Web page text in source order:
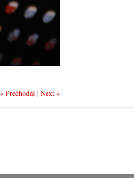
« Predhodni |Next »